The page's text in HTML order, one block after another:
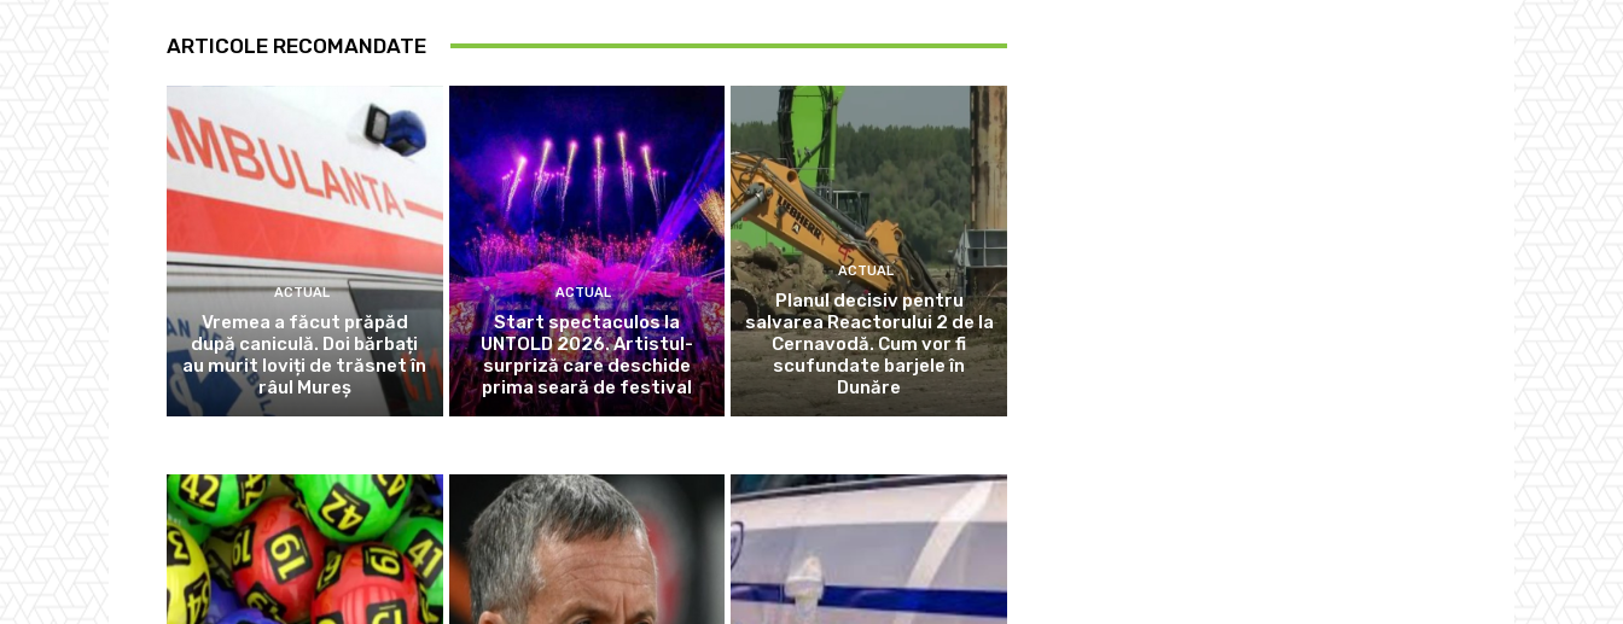
ARTICOLE RECOMANDATE
ACTUAL
Vremea a făcut prăpăd
după caniculă. Doi bărbați
au murit loviți de trăsnet în
râul Mureș
ACTUAL
Start spectaculos la
UNTOLD 2026. Artistul-
surpriză care deschide
prima seară de festival
ACTUAL
Planul decisiv pentru
salvarea Reactorului 2 de la
Cernavodă. Cum vor fi
scufundate barjele în
Dunăre